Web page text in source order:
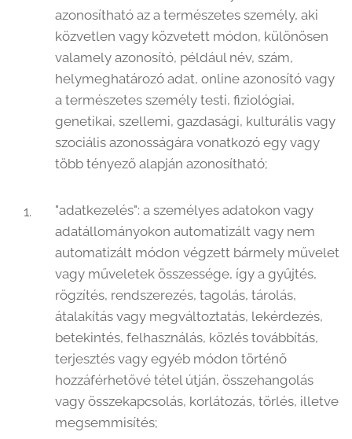
azonosítható az a természetes személy, aki
közvetlen vagy közvetett módon, különösen
valamely azonosító, például név, szám,
helymeghatározó adat, online azonosító vagy
a természetes személy testi, fiziológiai,
genetikai, szellemi, gazdasági, kulturális vagy
szociális azonosságára vonatkozó egy vagy
több tényező alapján azonosítható;
"adatkezelés": a személyes adatokon vagy
adatállományokon automatizált vagy nem
automatizált módon végzett bármely művelet
vagy műveletek összessége, így a gyűjtés,
rögzítés, rendszerezés, tagolás, tárolás,
átalakítás vagy megváltoztatás, lekérdezés,
betekintés, felhasználás, közlés továbbítás,
terjesztés vagy egyéb módon történő
hozzáférhetővé tétel útján, összehangolás
vagy összekapcsolás, korlátozás, törlés, illetve
megsemmisítés;